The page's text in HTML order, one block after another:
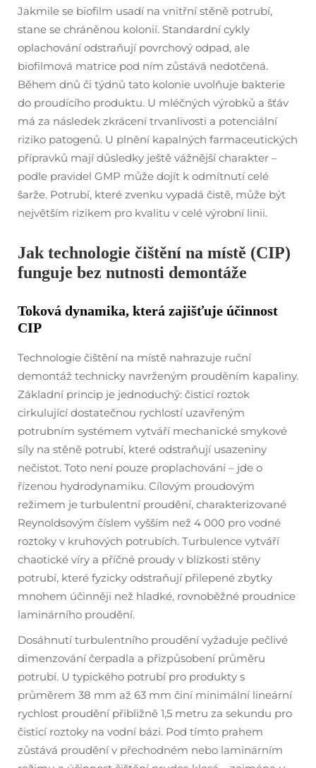
Jakmile se biofilm usadí na vnitřní stěně potrubí,
stane se chráněnou kolonií. Standardní cykly
oplachování odstraňují povrchový odpad, ale
biofilmová matrice pod ním zůstává nedotčená.
Během dnů či týdnů tato kolonie uvolňuje bakterie
do proudícího produktu. U mléčných výrobků a šťáv
má za následek zkrácení trvanlivosti a potenciální
riziko patogenů. U plnění kapalných farmaceutických
přípravků mají důsledky ještě vážnější charakter –
podle pravidel GMP může dojít k odmítnutí celé
šarže. Potrubí, které zvenku vypadá čistě, může být
největším rizikem pro kvalitu v celé výrobní linii.
Jak technologie čištění na místě (CIP)
funguje bez nutnosti demontáže
Toková dynamika, která zajišťuje účinnost
CIP
Technologie čištění na místě nahrazuje ruční
demontáž technicky navrženým prouděním kapaliny.
Základní princip je jednoduchý: čisticí roztok
cirkulující dostatečnou rychlostí uzavřeným
potrubním systémem vytváří mechanické smykové
síly na stěně potrubí, které odstraňují usazeniny
nečistot. Toto není pouze proplachování – jde o
řízenou hydrodynamiku. Cílovým proudovým
režimem je turbulentní proudění, charakterizované
Reynoldsovým číslem vyšším než 4 000 pro vodné
roztoky v kruhových potrubích. Turbulence vytváří
chaotické víry a příčné proudy v blízkosti stěny
potrubí, které fyzicky odstraňují přilepené zbytky
mnohem účinněji než hladké, rovnoběžné proudnice
laminárního proudění.
Dosáhnutí turbulentního proudění vyžaduje pečlivé
dimenzování čerpadla a přizpůsobení průměru
potrubí. U typického potrubí pro produkty s
průměrem 38 mm až 63 mm činí minimální lineární
rychlost proudění přibližně 1,5 metru za sekundu pro
čisticí roztoky na vodní bázi. Pod tímto prahem
zůstává proudění v přechodném nebo laminárním